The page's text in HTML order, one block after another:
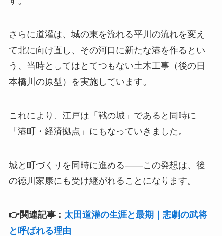
さらに道灌は、城の東を流れる平川の流れを変え
て北に向け直し、その河口に新たな港を作るとい
う、当時としてはとてつもない土木工事（後の日
本橋川の原型）を実施しています。
これにより、江戸は「戦の城」であると同時に
「港町・経済拠点」にもなっていきました。
城と町づくりを同時に進める——この発想は、後
の徳川家康にも受け継がれることになります。
👉関連記事： 太田道灌の生涯と最期｜悲劇の武将
と呼ばれる理由